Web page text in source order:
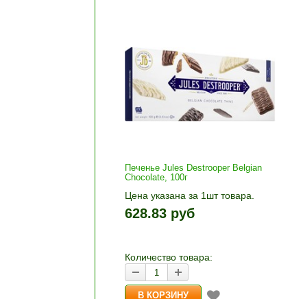
Печенье Jules Destrooper Belgian
Chocolate, 100г
Цена указана за 1шт товара.
1шт прибавляется кнопками «+»
и «-». Выберите нужное
628.83 руб
Количество товара: